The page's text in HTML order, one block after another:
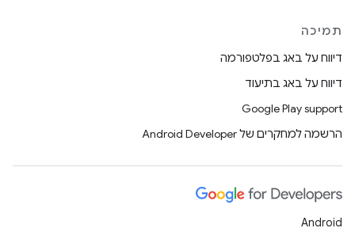
תמיכה
דיווח על באג בפלטפורמה
דיווח על באג בתיעוד
Google Play support
הרשמה למחקרים של Android Developer
Android